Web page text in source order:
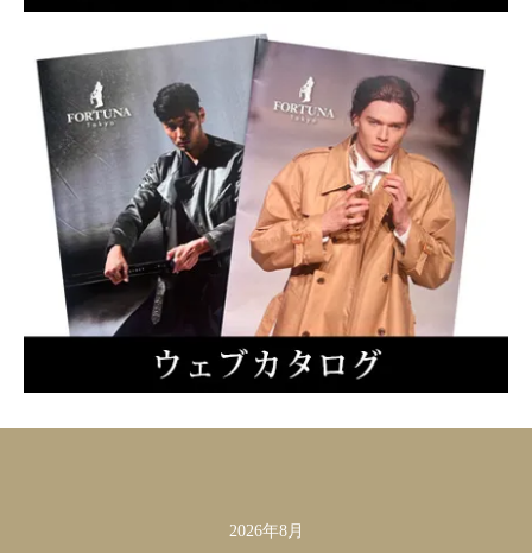
2026年8月